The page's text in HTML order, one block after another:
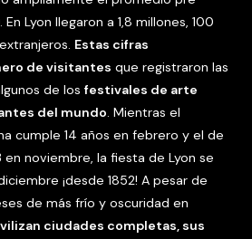
Lyon llegaron a 1,8 millones, 100
Estas cifras
de visitantes que registraron las
de los festivales de arte
del mundo. Mientras el
cumple 14 años en febrero y el de
en noviembre, la fiesta de Lyon se
¡desde 1852! A pesar de
de más frío y oscuridad en
ciudades completas, sus